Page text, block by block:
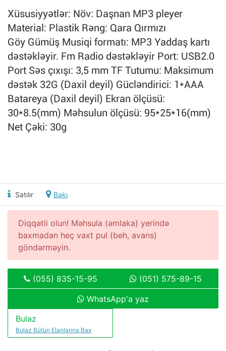
Xüsusiyyətlər: Növ: Daşnan MP3 pleyer
Material: Plastik Rəng: Qara Qırmızı
Göy Gümüş Musiqi formatı: MP3 Yaddaş kartı
dəstəkləyir. Fm Radio dəstəkləyir Port: USB2.0
Port Səs çıxışı: 3,5 mm TF Tutumu: Maksimum
dəstək 32G (Daxil deyil) Gücləndirici: 1*AAA
Batareya (Daxil deyil) Ekran ölçüsü:
30*8.5(mm) Məhsulun ölçüsü: 95*25*16(mm)
Net Çəki: 30g
Satılır Bakı
Diqqətli olun! Məhsula (əmlaka) yerində
baxmadan heç vaxt pul (beh, avans)
göndərməyin.
(055) 835-15-95
(051) 575-89-15
WhatsApp'a yaz
Bulaz
Bulaz Bütün Elanlarına Bax